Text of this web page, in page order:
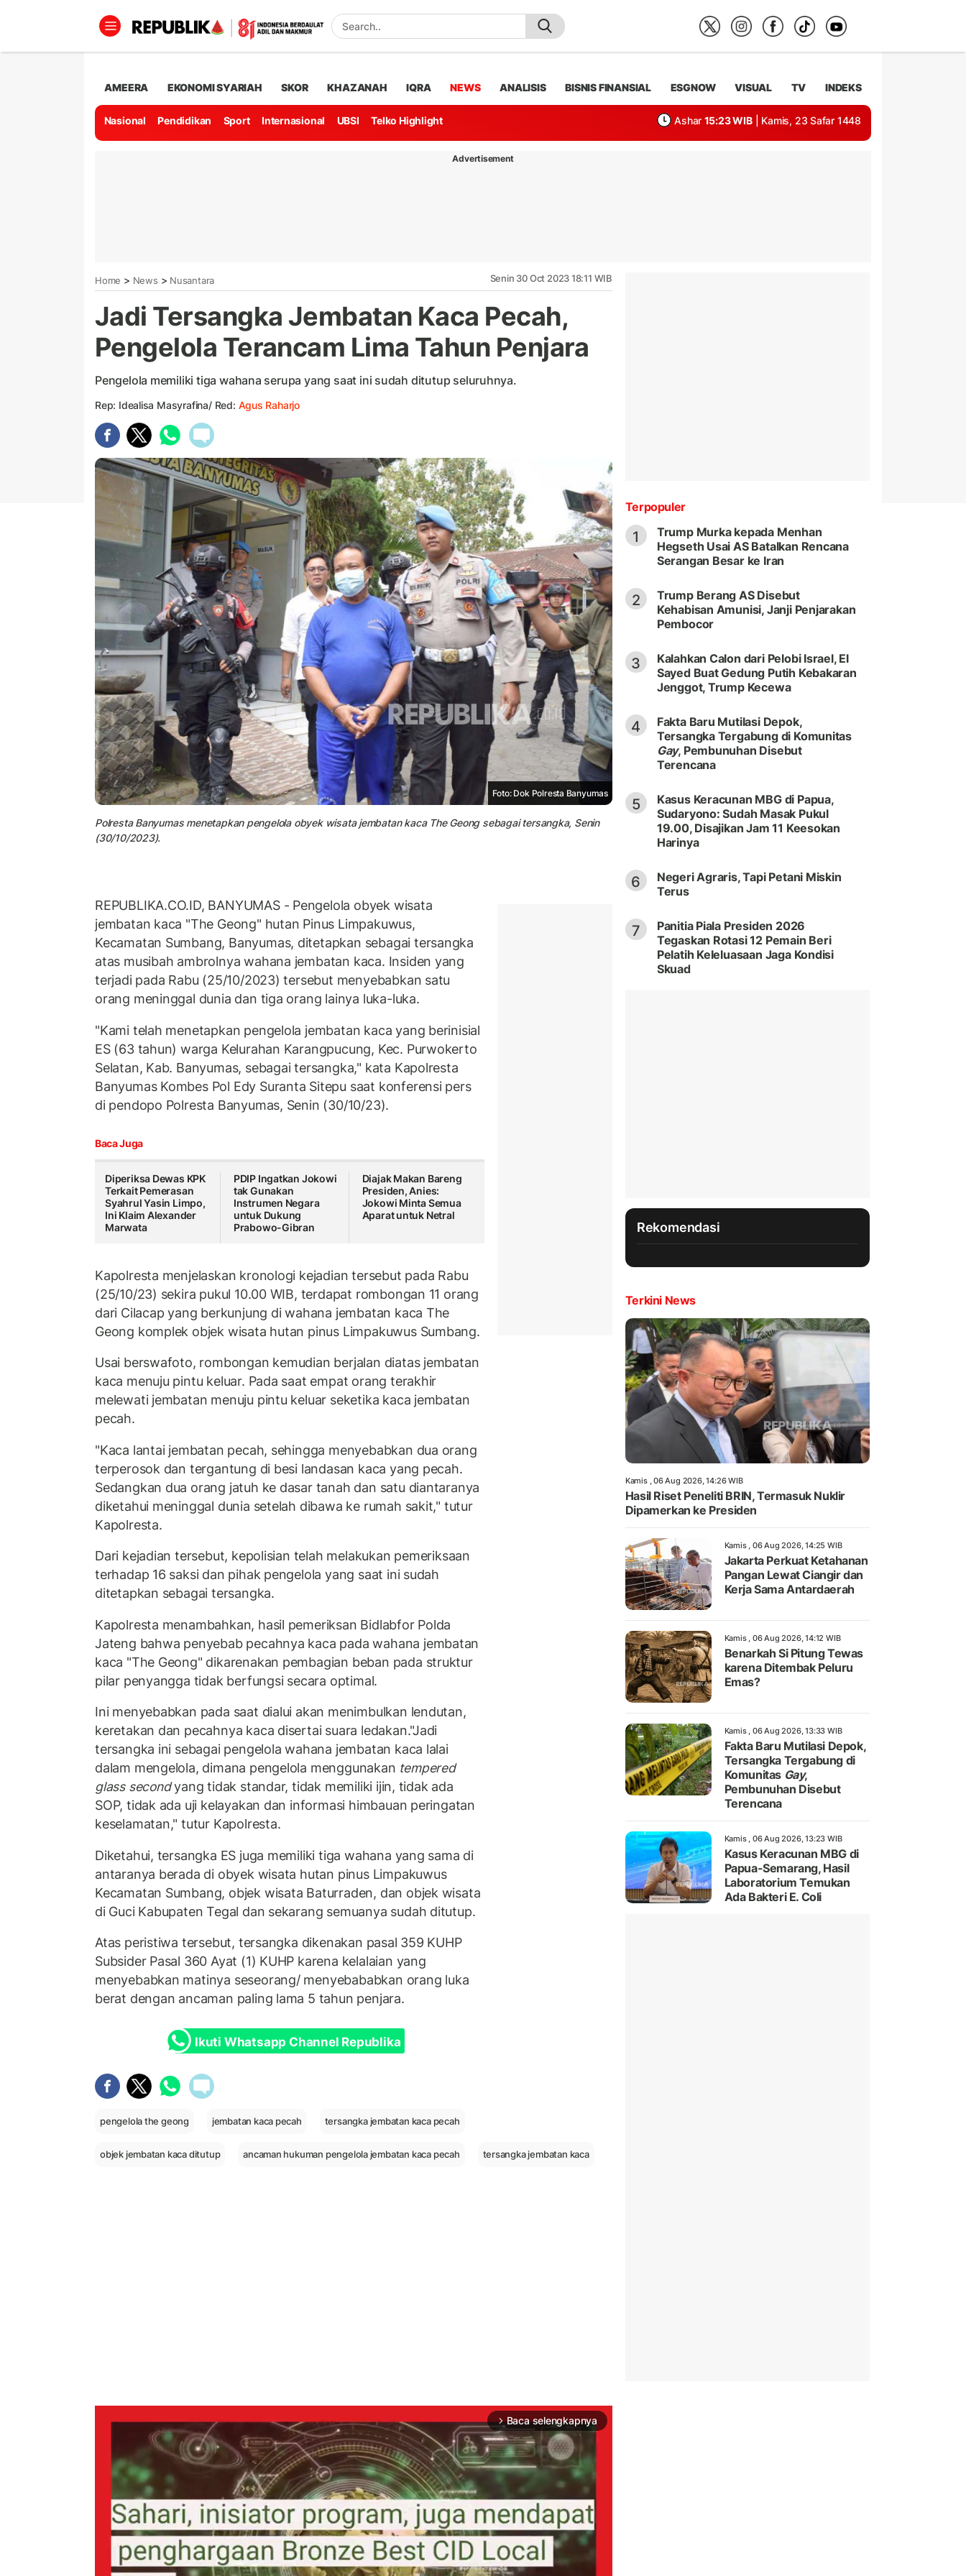
AMEERA EKONOMI SYARIAH SKOR KHAZANAH IQRA NEWS ANALISIS BISNIS FINANSIAL ESGNOW VISUAL TV INDEKS
Nasional Pendidikan Sport Internasional UBSI Telko Highlight Ashar 15:23 WIB | Kamis, 23 Safar 1448
Advertisement
Home > News > Nusantara Senin 30 Oct 2023 18:11 WIB
Jadi Tersangka Jembatan Kaca Pecah,
Pengelola Terancam Lima Tahun Penjara
Pengelola memiliki tiga wahana serupa yang saat ini sudah ditutup seluruhnya.
Rep: Idealisa Masyrafina/ Red: Agus Raharjo
Foto: Dok Polresta Banyumas
Polresta Banyumas menetapkan pengelola obyek wisata jembatan kaca The Geong sebagai tersangka, Senin
(30/10/2023).
REPUBLIKA.CO.ID, BANYUMAS - Pengelola obyek wisata
jembatan kaca "The Geong" hutan Pinus Limpakuwus,
Kecamatan Sumbang, Banyumas, ditetapkan sebagai tersangka
atas musibah ambrolnya wahana jembatan kaca. Insiden yang
terjadi pada Rabu (25/10/2023) tersebut menyebabkan satu
orang meninggal dunia dan tiga orang lainya luka-luka.
"Kami telah menetapkan pengelola jembatan kaca yang berinisial
ES (63 tahun) warga Kelurahan Karangpucung, Kec. Purwokerto
Selatan, Kab. Banyumas, sebagai tersangka," kata Kapolresta
Banyumas Kombes Pol Edy Suranta Sitepu saat konferensi pers
di pendopo Polresta Banyumas, Senin (30/10/23).
Baca Juga
Diperiksa Dewas KPK
Terkait Pemerasan
Syahrul Yasin Limpo,
Ini Klaim Alexander
Marwata
PDIP Ingatkan Jokowi
tak Gunakan
Instrumen Negara
untuk Dukung
Prabowo-Gibran
Diajak Makan Bareng
Presiden, Anies:
Jokowi Minta Semua
Aparat untuk Netral
Kapolresta menjelaskan kronologi kejadian tersebut pada Rabu
(25/10/23) sekira pukul 10.00 WIB, terdapat rombongan 11 orang
dari Cilacap yang berkunjung di wahana jembatan kaca The
Geong komplek objek wisata hutan pinus Limpakuwus Sumbang.
Usai berswafoto, rombongan kemudian berjalan diatas jembatan
kaca menuju pintu keluar. Pada saat empat orang terakhir
melewati jembatan menuju pintu keluar seketika kaca jembatan
pecah.
"Kaca lantai jembatan pecah, sehingga menyebabkan dua orang
terperosok dan tergantung di besi landasan kaca yang pecah.
Sedangkan dua orang jatuh ke dasar tanah dan satu diantaranya
diketahui meninggal dunia setelah dibawa ke rumah sakit," tutur
Kapolresta.
Dari kejadian tersebut, kepolisian telah melakukan pemeriksaan
terhadap 16 saksi dan pihak pengelola yang saat ini sudah
ditetapkan sebagai tersangka.
Kapolresta menambahkan, hasil pemeriksan Bidlabfor Polda
Jateng bahwa penyebab pecahnya kaca pada wahana jembatan
kaca "The Geong" dikarenakan pembagian beban pada struktur
pilar penyangga tidak berfungsi secara optimal.
Ini menyebabkan pada saat dialui akan menimbulkan lendutan,
keretakan dan pecahnya kaca disertai suara ledakan."Jadi
tersangka ini sebagai pengelola wahana jembatan kaca lalai
dalam mengelola, dimana pengelola menggunakan tempered
glass secondyang tidak standar, tidak memiliki ijin, tidak ada
SOP, tidak ada uji kelayakan dan informasi himbauan peringatan
keselamatan," tutur Kapolresta.
Diketahui, tersangka ES juga memiliki tiga wahana yang sama di
antaranya berada di obyek wisata hutan pinus Limpakuwus
Kecamatan Sumbang, objek wisata Baturraden, dan objek wisata
di Guci Kabupaten Tegal dan sekarang semuanya sudah ditutup.
Atas peristiwa tersebut, tersangka dikenakan pasal 359 KUHP
Subsider Pasal 360 Ayat (1) KUHP karena kelalaian yang
menyebabkan matinya seseorang/ menyebababkan orang luka
berat dengan ancaman paling lama 5 tahun penjara.
Ikuti Whatsapp Channel Republika
pengelola the geong jembatan kaca pecah tersangka jembatan kaca pecah
objek jembatan kaca ditutup ancaman hukuman pengelola jembatan kaca pecah tersangka jembatan kaca
arrow_forward_ios Baca selengkapnya
Terpopuler
1
Trump Murka kepada Menhan
Hegseth Usai AS Batalkan Rencana
Serangan Besar ke Iran
2
Trump Berang AS Disebut
Kehabisan Amunisi, Janji Penjarakan
Pembocor
3
Kalahkan Calon dari Pelobi Israel, El
Sayed Buat Gedung Putih Kebakaran
Jenggot, Trump Kecewa
4
Fakta Baru Mutilasi Depok,
Tersangka Tergabung di Komunitas
Gay, Pembunuhan Disebut
Terencana
5
Kasus Keracunan MBG di Papua,
Sudaryono: Sudah Masak Pukul
19.00, Disajikan Jam 11 Keesokan
Harinya
6
Negeri Agraris, Tapi Petani Miskin
Terus
7
Panitia Piala Presiden 2026
Tegaskan Rotasi 12 Pemain Beri
Pelatih Keleluasaan Jaga Kondisi
Skuad
Rekomendasi
Terkini News
Kamis , 06 Aug 2026, 14:26 WIB
Hasil Riset Peneliti BRIN, Termasuk Nuklir
Dipamerkan ke Presiden
Kamis , 06 Aug 2026, 14:25 WIB
Jakarta Perkuat Ketahanan
Pangan Lewat Ciangir dan
Kerja Sama Antardaerah
Kamis , 06 Aug 2026, 14:12 WIB
Benarkah Si Pitung Tewas
karena Ditembak Peluru
Emas?
Kamis , 06 Aug 2026, 13:33 WIB
Fakta Baru Mutilasi Depok,
Tersangka Tergabung di
Komunitas Gay,
Pembunuhan Disebut
Terencana
Kamis , 06 Aug 2026, 13:23 WIB
Kasus Keracunan MBG di
Papua-Semarang, Hasil
Laboratorium Temukan
Ada Bakteri E. Coli